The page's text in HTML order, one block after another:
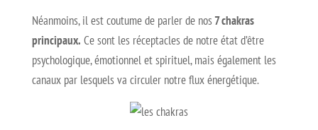
Néanmoins, il est coutume de parler de nos 7 chakras
principaux. Ce sont les réceptacles de notre état d’être
psychologique, émotionnel et spirituel, mais également les
canaux par lesquels va circuler notre flux énergétique.